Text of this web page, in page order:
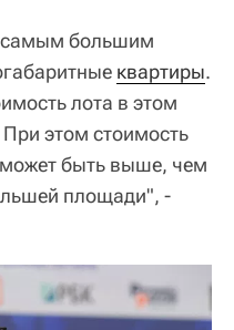
самым большим
квартиры.
лота в этом
этом стоимость
быть выше, чем
площади", -